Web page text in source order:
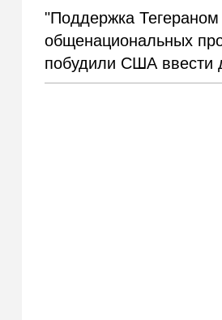
"Поддержка
общенациональных
побудили США ввести